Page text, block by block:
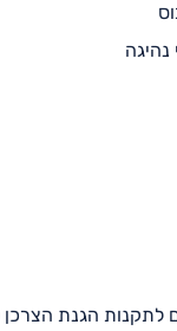
נהיגה
לתקנות הגנת הצרכן